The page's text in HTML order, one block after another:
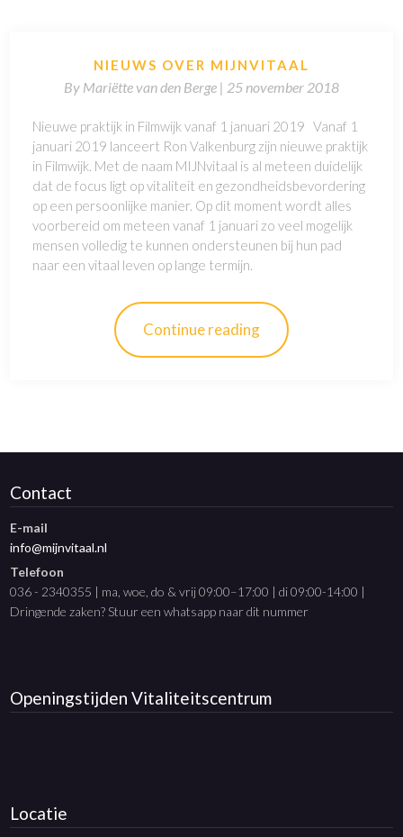
NIEUWS OVER MIJNVITAAL
By Mariëtte van den Berge | 25 november 2018
Nieuwe praktijk in Filmwijk vanaf 1 januari 2019 Vanaf 1
januari 2019 lanceert Ron Valkenburg zijn nieuwe praktijk
in Filmwijk. Met de naam MIJNvitaal is al meteen duidelijk
dat de focus ligt op vitaliteit en gezondheidsbevordering
op een persoonlijke manier. Op dit moment wordt alles
voorbereid om meteen vanaf 1 januari zo veel mogelijk
mensen volledig te kunnen ondersteunen bij hun pad
naar een vitaal leven op lange termijn.
Continue reading
Contact
E-mail
info@mijnvitaal.nl
Telefoon
036 - 2340355 | ma, woe, do & vrij 09:00–17:00 | di 09:00-14:00 |
Dringende zaken? Stuur een whatsapp naar dit nummer
OpeningstijdenVitaliteitscentrum
Locatie